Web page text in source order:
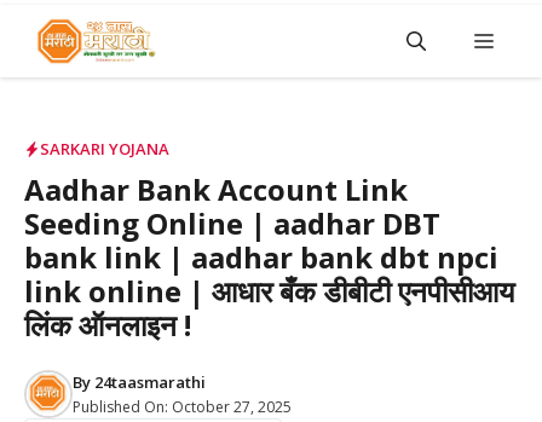
content
SARKARI YOJANA
Aadhar Bank Account Link
Seeding Online | aadhar DBT
bank link | aadhar bank dbt npci
link online | आधार बँक डीबीटी एनपीसीआय
लिंक ऑनलाइन !
By 24taasmarathi
Published On: October 27, 2025